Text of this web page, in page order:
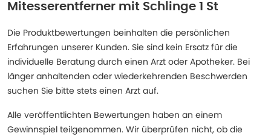
Mitesserentferner mit Schlinge 1 St
Die Produktbewertungen beinhalten die persönlichen
Erfahrungen unserer Kunden. Sie sind kein Ersatz für die
individuelle Beratung durch einen Arzt oder Apotheker. Bei
länger anhaltenden oder wiederkehrenden Beschwerden
suchen Sie bitte stets einen Arzt auf.
Alle veröffentlichten Bewertungen haben an einem
Gewinnspiel teilgenommen. Wir überprüfen nicht, ob die